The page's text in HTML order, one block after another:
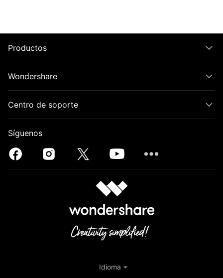
Productos
Wondershare
Centro de soporte
Síguenos
Idioma